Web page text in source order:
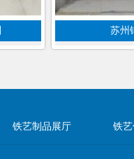
苏州
铁艺制品展厅 铁